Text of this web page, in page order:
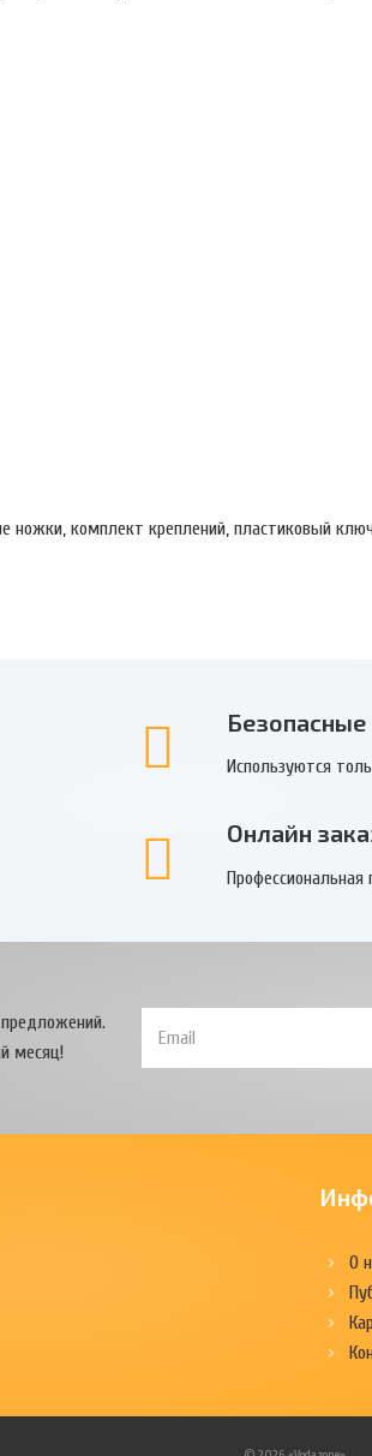
ножки, комплект креплений, пластиковый
Используются
Онлайн
месяц!
О